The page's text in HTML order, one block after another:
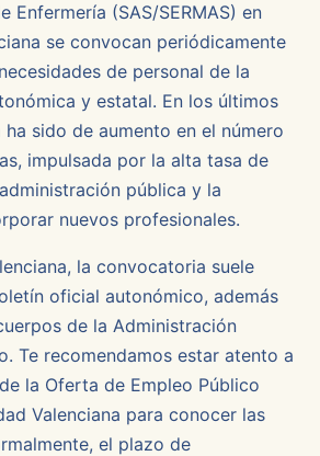
Enfermería (SAS/SERMAS) en
se convocan periódicamente
de personal de la
y estatal. En los últimos
sido de aumento en el número
impulsada por la alta tasa de
pública y la
nuevos profesionales.
la convocatoria suele
oficial autonómico, además
de la Administración
Te recomendamos estar atento a
la Oferta de Empleo Público
Valenciana para conocer las
el plazo de